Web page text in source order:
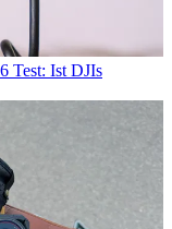
Test: Ist DJIs